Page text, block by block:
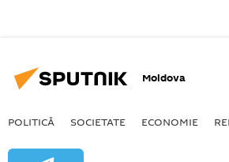
Moldova
POLITICĂ SOCIETATE ECONOMIE